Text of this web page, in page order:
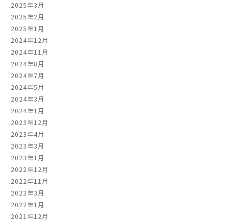
2025年3月
2025年2月
2025年1月
2024年12月
2024年11月
2024年8月
2024年7月
2024年5月
2024年3月
2024年1月
2023年12月
2023年4月
2023年3月
2023年1月
2022年12月
2022年11月
2022年3月
2022年1月
2021年12月